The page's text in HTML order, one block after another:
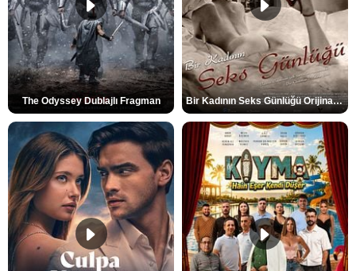
The Odyssey Dublajlı Fragman Bir Kadının Seks Günlüğü Orijinal Fragman